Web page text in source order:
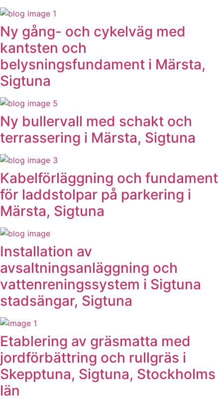
Ny gång- och cykelväg med
kantsten och
belysningsfundament i Märsta,
Sigtuna
Ny bullervall med schakt och
terrassering i Märsta, Sigtuna
Kabelförläggning och fundament
för laddstolpar på parkering i
Märsta, Sigtuna
Installation av
avsaltningsanläggning och
vattenreningssystem i Sigtuna
stadsängar, Sigtuna
Etablering av gräsmatta med
jordförbättring och rullgräs i
Skepptuna, Sigtuna, Stockholms
län